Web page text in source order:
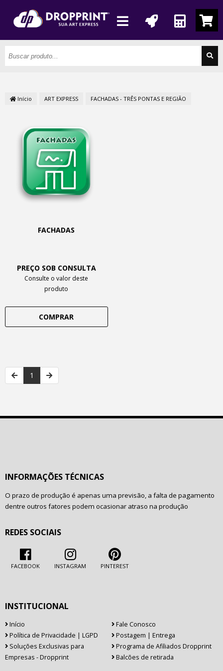
Início ART EXPRESS FACHADAS - TRÊS PONTAS E REGIÃO
FACHADAS
PREÇO SOB CONSULTA
Consulte o valor deste
produto
COMPRAR
1
INFORMAÇÕES TÉCNICAS
O prazo de produção é apenas uma previsão, a falta de pagamento
dentre outros fatores podem ocasionar atraso na produção
REDES SOCIAIS
FACEBOOK INSTAGRAM PINTEREST
INSTITUCIONAL
Início
Fale Conosco
Política de Privacidade | LGPD
Postagem | Entrega
Soluções Exclusivas para
Empresas - Dropprint
Programa de Afiliados Dropprint
Balcões de retirada